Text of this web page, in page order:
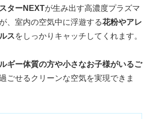
ターNEXTが生み出す高濃度プラズマ
、室内の空気中に浮遊する花粉やアレ
スをしっかりキャッチしてくれます。
ギー体質の方や小さなお子様がいるご
ごせるクリーンな空気を実現できま